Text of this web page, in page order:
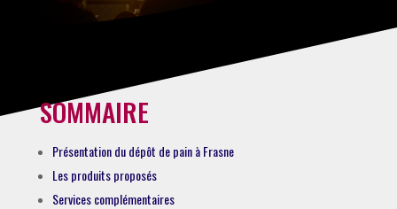
SOMMAIRE
Présentation du dépôt de pain à Frasne
Les produits proposés
Services complémentaires